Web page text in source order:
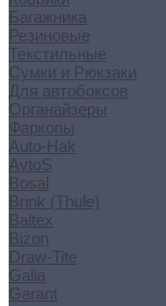
Багажника
Резиновые
Текстильные
Сумки и Рюкзаки
Для автобоксов
Органайзеры
Фаркопы
Auto-Hak
AvtoS
Bosal
Brink (Thule)
Baltex
Bizon
Draw-Tite
Galia
Garant